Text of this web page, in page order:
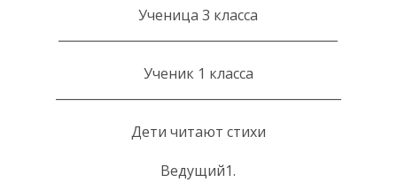
Ученица 3 класса
Ученик 1 класса
Дети читают стихи
Ведущий1.